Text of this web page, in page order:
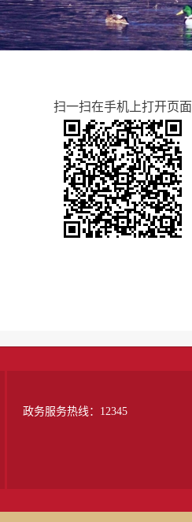
扫一扫在手机上打开页面
政务服务热线：12345